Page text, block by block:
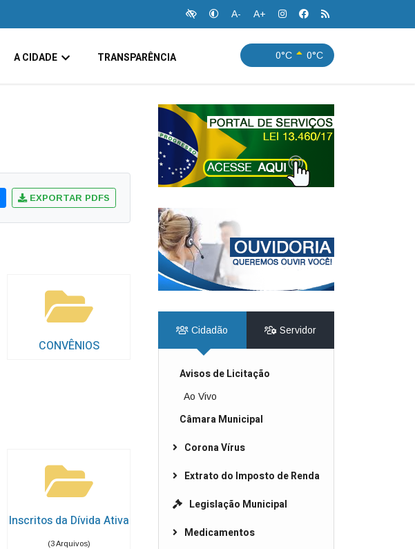
A- A+
0°C 0°C
A CIDADE TRANSPARÊNCIA
EXPORTAR PDFS
CONVÊNIOS
Inscritos da Dívida Ativa
(3 Arquivos)
Cidadão Servidor
Avisos de Licitação
Ao Vivo
Câmara Municipal
Corona Vírus
Extrato do Imposto de Renda
Legislação Municipal
Medicamentos